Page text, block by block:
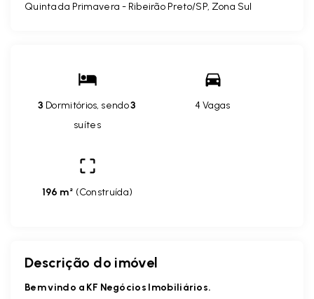
Quinta da Primavera - Ribeirão Preto/SP, Zona Sul
3 Dormitórios, sendo3
suítes
4 Vagas
196 m² (Construída)
Descrição do imóvel
Bem vindo a KF Negócios Imobiliários.